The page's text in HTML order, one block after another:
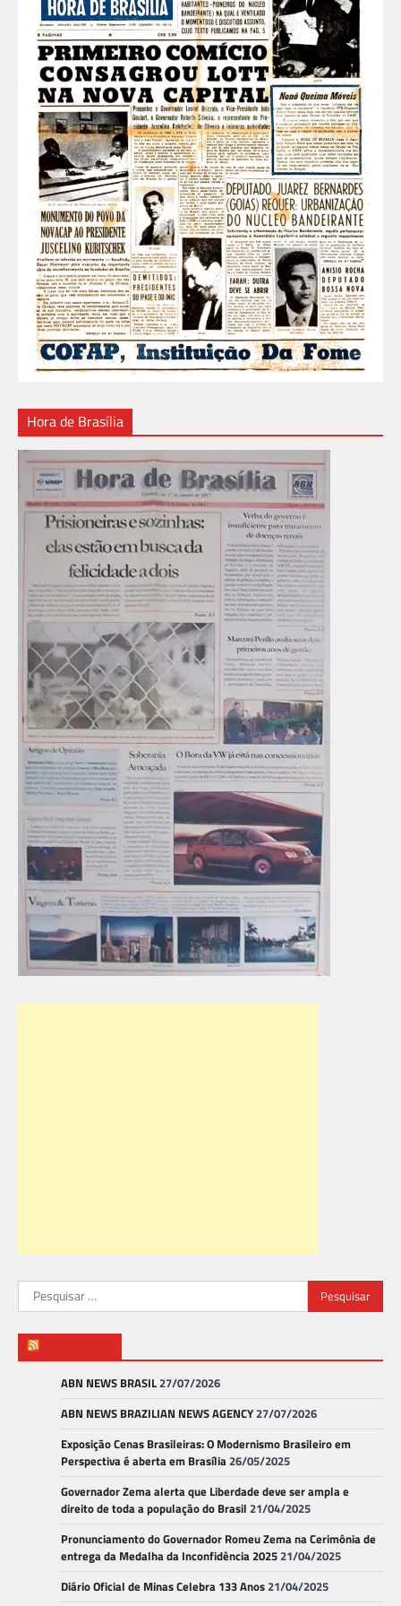
Hora de Brasília
Pesquisar
por:
ABN NEWS BRASIL27/07/2026
ABN NEWS BRAZILIAN NEWS AGENCY27/07/2026
Exposição Cenas Brasileiras: O Modernismo Brasileiro em
Perspectiva é aberta em Brasília26/05/2025
Governador Zema alerta que Liberdade deve ser ampla e
direito de toda a população do Brasil 21/04/2025
Pronunciamento do Governador Romeu Zema na Cerimônia de
entrega da Medalha da Inconfidência 202521/04/2025
Diário Oficial de Minas Celebra 133 Anos21/04/2025